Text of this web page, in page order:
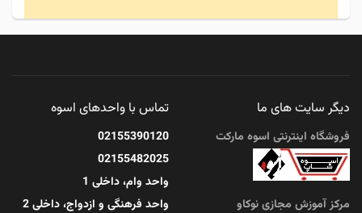
آنچه در این مقاله ...
مرداد 14, 1405
دیگر سایت های ما
فروشگاه اینترنتی اسوه مارکت
مرکز آموزش مجازی نوکاو
تماس با واحدهای اسوه
02155390120
02155482025
واحد وام، داخلی 1
واحد فرهنگی و ازدواج، داخلی 2